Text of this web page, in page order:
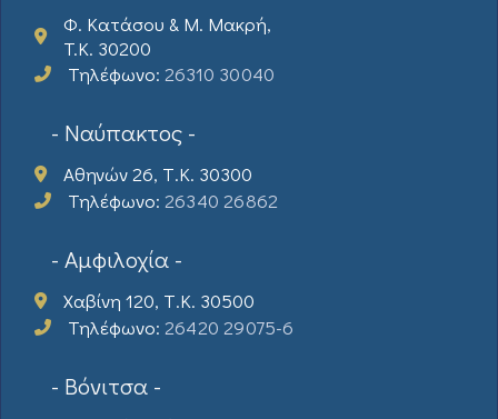
Φ. Κατάσου & Μ. Μακρή,
T.K. 30200
Τηλέφωνο: 26310 30040
- Ναύπακτος -
Αθηνών 26, Τ.Κ. 30300
Τηλέφωνο: 26340 26862
- Αμφιλοχία -
Χαβίνη 120, Τ.Κ. 30500
Τηλέφωνο: 26420 29075-6
- Βόνιτσα -